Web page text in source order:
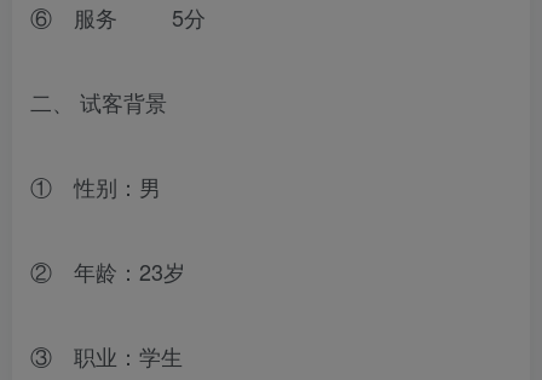
⑥ 服务 5分
二、 试客背景
① 性别：男
② 年龄：23岁
③ 职业：学生